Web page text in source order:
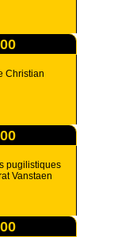
Christian
pugilistiques
Vanstaen